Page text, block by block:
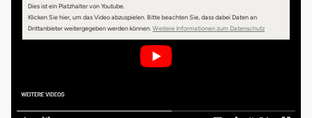
Dies ist ein Platzhalter von Youtube.
Klicken Sie hier, um das Video abzuspielen. Bitte beachten Sie, dass dabei Daten an
Drittanbieter weitergegeben werden können. Weitere Informationen zum Datenschutz